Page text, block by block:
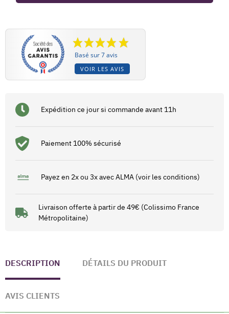
Basé sur 7 avis
VOIR LES AVIS
Expédition ce jour si commande avant 11h
Paiement 100% sécurisé
Payez en 2x ou 3x avec ALMA (voir les conditions)
Livraison offerte à partir de 49€ (Colissimo France
Métropolitaine)
DESCRIPTION DÉTAILS DU PRODUIT
AVIS CLIENTS